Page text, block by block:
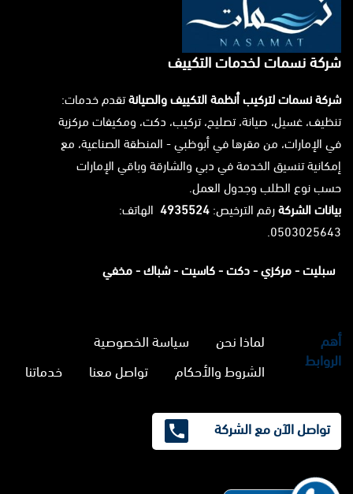
شركة نسمات لخدمات التكييف
شركة نسمات لتركيب أنظمة التكييف والصيانةتقدم خدمات:
تنظيف، غسيل، صيانة، تصليح، تركيب، دكت، ومكيفات مركزية
في الإمارات، من مقرها في أبوظبي - المنطقة الصناعية، مع
إمكانية تنسيق الخدمة في دبي والشارقة وباقي الإمارات
حسب نوع الطلب وجدول العمل.
بيانات الشركةرقم الترخيص: 4935524 الهاتف:
0503025643.
سبليت -مركزي -دكت -كاسيت -شباك -مخفي
أهم
الروابط
لماذا نحن
سياسة الخصوصية
الشروط والأحكام
تواصل معنا خدماتنا
تواصل الآن مع الشركة